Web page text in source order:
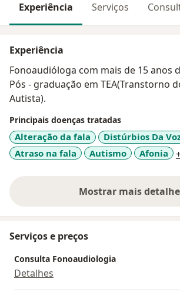
Experiência Serviços
Experiência
Fonoaudióloga com mais de 15 anos
Pós - graduação em TEA(Transtorno
Autista).
Principais doenças tratadas
Alteração da fala
Distúrbios Da
Atraso na fala
Autismo Afonia
Mostrar maissobre a
Serviços e preços
Consulta Fonoaudiologia
Detalhes